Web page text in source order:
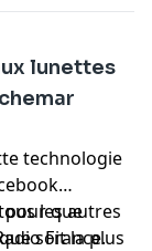
lunettes
technologie
pour que
soit la plus
les autres
France.